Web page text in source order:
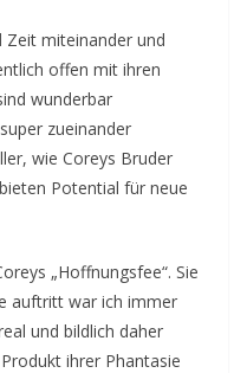
Zeit miteinander und
offen mit ihren
wunderbar
zueinander
wie Coreys Bruder
Potential für neue
„Hoffnungsfee“. Sie
auftritt war ich immer
und bildlich daher
ihrer Phantasie